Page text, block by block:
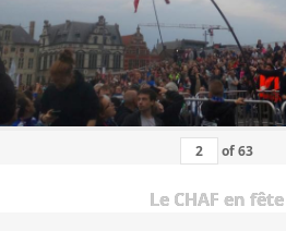
of63
Le CHAF en fête